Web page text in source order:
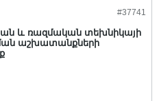
#37741
և ռազմական տեխնիկայի
աշխատանքների